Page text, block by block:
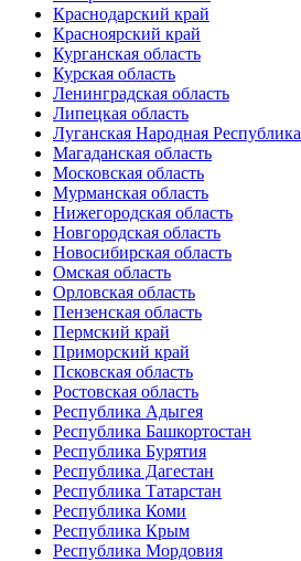
Краснодарский край
Красноярский край
Курганская область
Курская область
Ленинградская область
Липецкая область
Луганская Народная Республика
Магаданская область
Московская область
Мурманская область
Нижегородская область
Новгородская область
Новосибирская область
Омская область
Орловская область
Пензенская область
Пермский край
Приморский край
Псковская область
Ростовская область
Республика Адыгея
Республика Башкортостан
Республика Бурятия
Республика Дагестан
Республика Татарстан
Республика Коми
Республика Крым
Республика Мордовия